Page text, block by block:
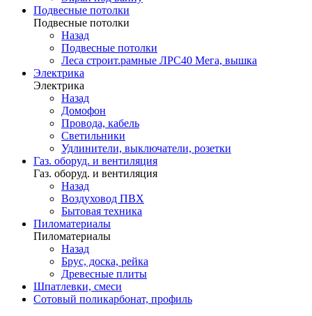
Подвесные потолки
Подвесные потолки
Назад
Подвесные потолки
Леса строит.рамные ЛРС40 Мега, вышка
Электрика
Электрика
Назад
Домофон
Провода, кабель
Светильники
Удлинители, выключатели, розетки
Газ. оборуд. и вентиляция
Газ. оборуд. и вентиляция
Назад
Воздуховод ПВХ
Бытовая техника
Пиломатериалы
Пиломатериалы
Назад
Брус, доска, рейка
Древесные плиты
Шпатлевки, смеси
Сотовый поликарбонат, профиль